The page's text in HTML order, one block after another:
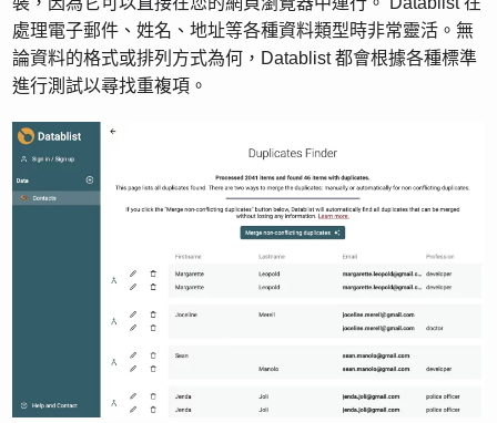
處理電子郵件、姓名、地址等各種資料類型時非常靈活。無
論資料的格式或排列方式為何，Datablist 都會根據各種標準
進行測試以尋找重複項。